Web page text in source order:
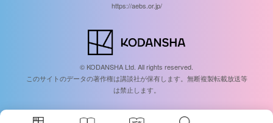
https://aebs.or.jp/
© KODANSHA Ltd. All rights reserved.
このサイトのデータの著作権は講談社が保有します。無断複製転載放送等
は禁止します。